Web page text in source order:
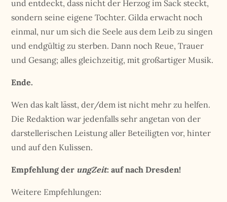
und entdeckt, dass nicht der Herzog im Sack steckt,
sondern seine eigene Tochter. Gilda erwacht noch
einmal, nur um sich die Seele aus dem Leib zu singen
und endgültig zu sterben. Dann noch Reue, Trauer
und Gesang; alles gleichzeitig, mit großartiger Musik.
Ende.
Wen das kalt lässt, der/dem ist nicht mehr zu helfen.
Die Redaktion war jedenfalls sehr angetan von der
darstellerischen Leistung aller Beteiligten vor, hinter
und auf den Kulissen.
Empfehlung der ungZeit: auf nach Dresden!
Weitere Empfehlungen: